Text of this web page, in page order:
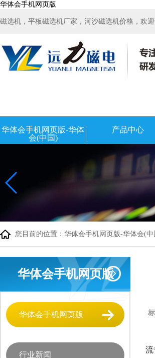
华体会手机网页版
磁选机，平板磁选机厂家，河沙磁选机价格，欢
华体会手机网页版-华体
会(中国)
产品中心
您目前的位置： 华体会手机网页版-华体会(中
华体会手机网页版
华体会手机网页版
行业新闻
流